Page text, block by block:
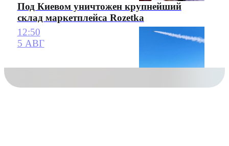
Под Киевом уничтожен крупнейший
склад маркетплейса Rozetka
12:50
5 АВГ